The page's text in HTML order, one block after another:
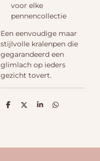
voor elke
pennencollectie
Een eenvoudige maar
stijlvolle kralenpen die
gegarandeerd een
glimlach op ieders
gezicht tovert.
D
D
S
D